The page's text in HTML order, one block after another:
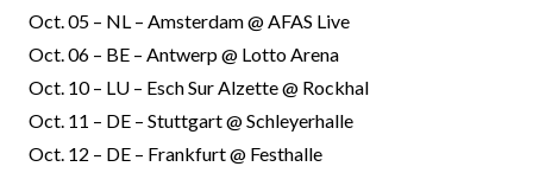
Oct. 05 – NL – Amsterdam @ AFAS Live
Oct. 06 – BE – Antwerp @ Lotto Arena
Oct. 10 – LU – Esch Sur Alzette @ Rockhal
Oct. 11 – DE – Stuttgart @ Schleyerhalle
Oct. 12 – DE – Frankfurt @ Festhalle